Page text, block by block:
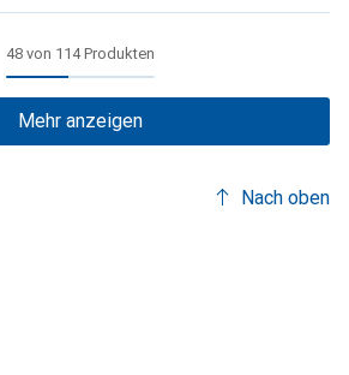
48 von 114 Produkten
Mehr anzeigen
Nach oben